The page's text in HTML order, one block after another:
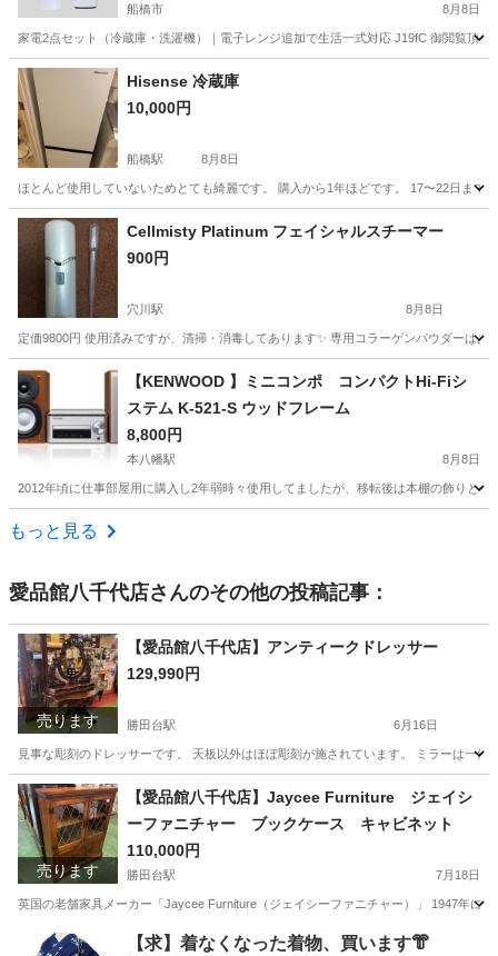
船橋市 8月8日
家電2点セット（冷蔵庫・洗濯機）｜電子レンジ追加で生活一式対応 J19fC 御閲覧頂
千葉 船橋市 キッチン家電
Hisense 冷蔵庫
10,000円
船橋駅 8月8日
ほとんど使用していないためとても綺麗です。 購入から1年ほどです。 17〜22日まで
千葉 船橋市
Cellmisty Platinum フェイシャルスチーマー
900円
穴川駅 8月8日
定価9800円 使用済みですが、清掃・消毒してあります✨ 専用コラーゲンパウダーは
千葉 千葉市 美容家電 フェイシャルスチーマー
【KENWOOD 】ミニコンポ コンパクトHi-Fiシ
ステム K-521-S ウッドフレーム
8,800円
本八幡駅 8月8日
2012年頃に仕事部屋用に購入し2年弱時々使用してましたが、移転後は本棚の飾りと
千葉 市川市
もっと見る
愛品館八千代店さんのその他の投稿記事：
売ります
【愛品館八千代店】アンティークドレッサー
129,990円
勝田台駅 6月16日
見事な彫刻のドレッサーです。 天板以外はほぼ彫刻が施されています。 ミラーは一
千葉 八千代市 勝田台駅 ドレッサー
売ります
【愛品館八千代店】Jaycee Furniture ジェイシ
ーファニチャー ブックケース キャビネット
110,000円
勝田台駅 7月18日
英国の老舗家具メーカー「Jaycee Furniture（ジェイシーファニチャー）」 1947年に
千葉 八千代市 勝田台駅 収納家具 商品
【求】着なくなった着物、買います👘